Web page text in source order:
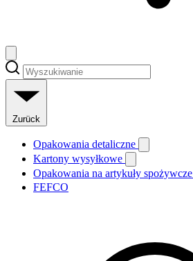
Zurück
Opakowania detaliczne
Kartony wysyłkowe
Opakowania na artykuły spożywcze
FEFCO